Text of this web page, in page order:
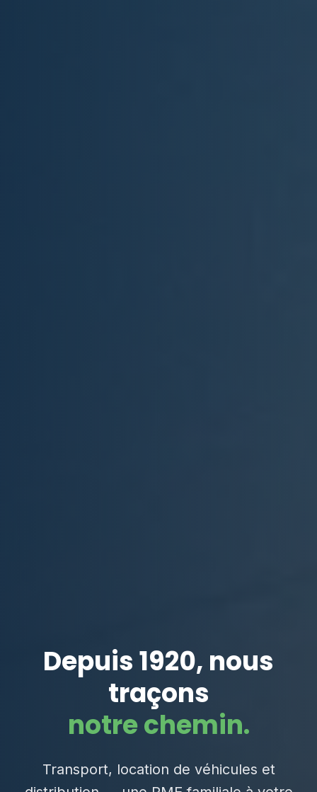
Depuis 1920, nous
traçons
notre chemin.
Transport, location de véhicules et